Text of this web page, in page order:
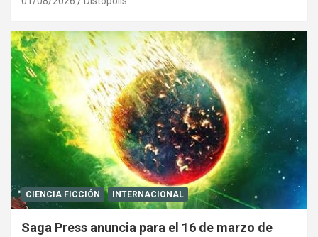
CIENCIA FICCIÓN INTERNACIONAL
Saga Press anuncia para el 16 de marzo de